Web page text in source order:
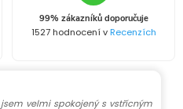
99% zákazníků doporučuje
1527 hodnocení vRecenzích
velmi spokojený s vstřícným